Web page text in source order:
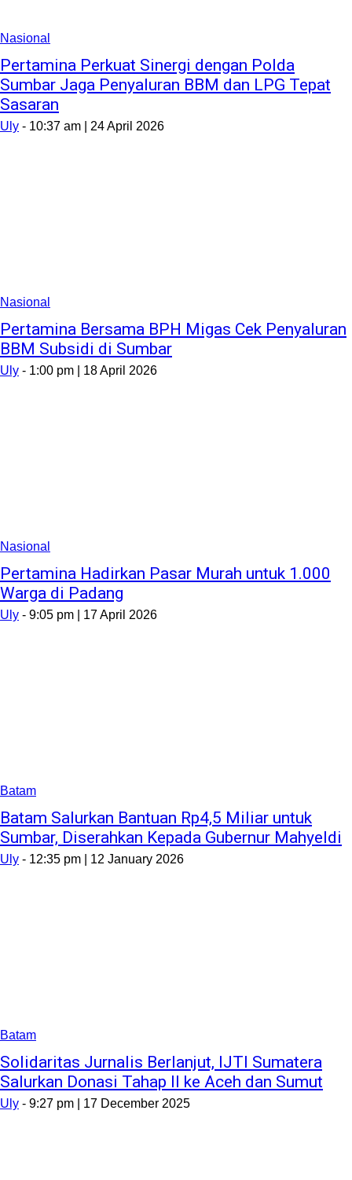
Nasional
Pertamina Perkuat Sinergi dengan Polda
Sumbar Jaga Penyaluran BBM dan LPG Tepat
Sasaran
Uly - 10:37 am | 24 April 2026
Nasional
Pertamina Bersama BPH Migas Cek Penyaluran
BBM Subsidi di Sumbar
Uly - 1:00 pm | 18 April 2026
Nasional
Pertamina Hadirkan Pasar Murah untuk 1.000
Warga di Padang
Uly - 9:05 pm | 17 April 2026
Batam
Batam Salurkan Bantuan Rp4,5 Miliar untuk
Sumbar, Diserahkan Kepada Gubernur Mahyeldi
Uly - 12:35 pm | 12 January 2026
Batam
Solidaritas Jurnalis Berlanjut, IJTI Sumatera
Salurkan Donasi Tahap II ke Aceh dan Sumut
Uly - 9:27 pm | 17 December 2025